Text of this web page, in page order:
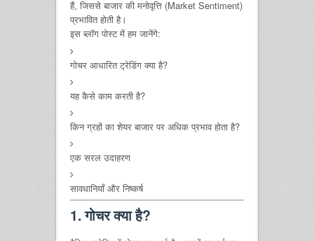
हैं, जिससे बाजार की मनोवृत्ति (Market Sentiment)
प्रभावित होती है।
इस ब्लॉग पोस्ट में हम जानेंगे:
गोचर आधारित ट्रेडिंग क्या है?
यह कैसे काम करती है?
किन ग्रहों का शेयर बाजार पर अधिक प्रभाव होता है?
एक सरल उदाहरण
सावधानियाँ और निष्कर्ष
1. गोचर क्या है?